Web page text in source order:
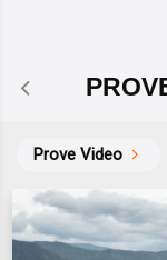
Prove Video